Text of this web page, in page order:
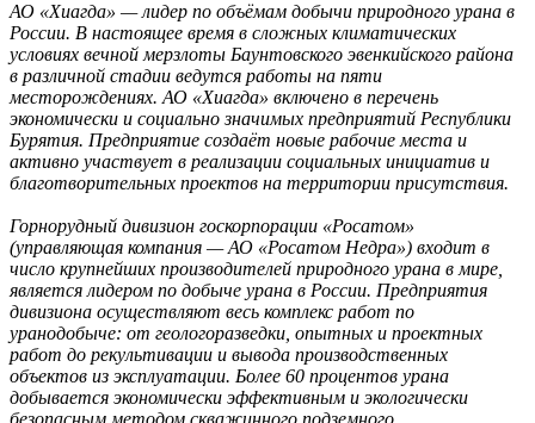
АО «Хиагда» — лидер по объёмам добычи природного урана в
России. В настоящее время в сложных климатических
условиях вечной мерзлоты Баунтовского эвенкийского района
в различной стадии ведутся работы на пяти
месторождениях. АО «Хиагда» включено в перечень
экономически и социально значимых предприятий Республики
Бурятия. Предприятие создаёт новые рабочие места и
активно участвует в реализации социальных инициатив и
благотворительных проектов на территории присутствия.
Горнорудный дивизион госкорпорации «Росатом»
(управляющая компания — АО «Росатом Недра») входит в
число крупнейших производителей природного урана в мире,
является лидером по добыче урана в России. Предприятия
дивизиона осуществляют весь комплекс работ по
уранодобыче: от геологоразведки, опытных и проектных
работ до рекультивации и вывода производственных
объектов из эксплуатации. Более 60 процентов урана
добывается экономически эффективным и экологически